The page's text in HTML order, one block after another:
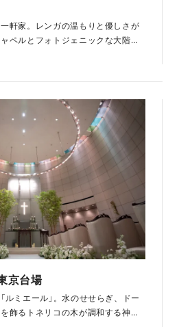
軒家。レンガの温もりと優しさが
ペルとフォトジェニックな大階段
大人の雰囲気「大正浪漫」をコンセ
京台場
ルミエール」。水のせせらぎ、ドー
飾るトネリコの木が調和する神聖